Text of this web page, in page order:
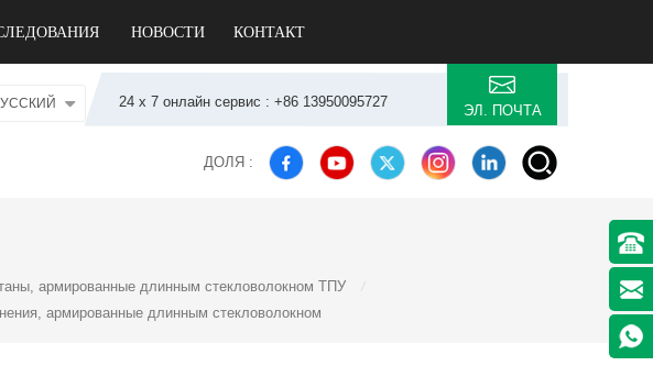
НОВОСТИ КОНТАКТ
24 х 7 онлайн сервис : +86 13950095727
ЭЛ. ПОЧТА
ДОЛЯ :
армированные длинным стекловолокном ТПУ
армированные длинным стекловолокном